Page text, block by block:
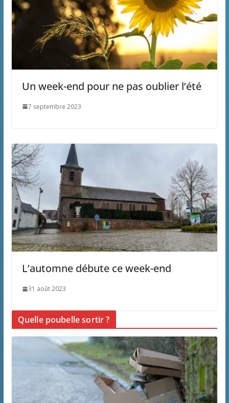
Un week-end pour ne pas oublier l’été
7 septembre 2023
L’automne débute ce week-end
31 août 2023
Quelle poubelle sortir ?